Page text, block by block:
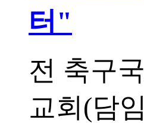
터"
전 축구
교회(담